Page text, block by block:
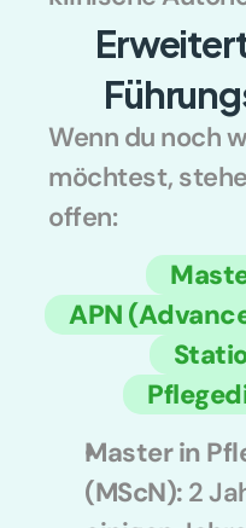
Wenn du noch
möchtest,
offen:
APN
Master in
(MScN): 2